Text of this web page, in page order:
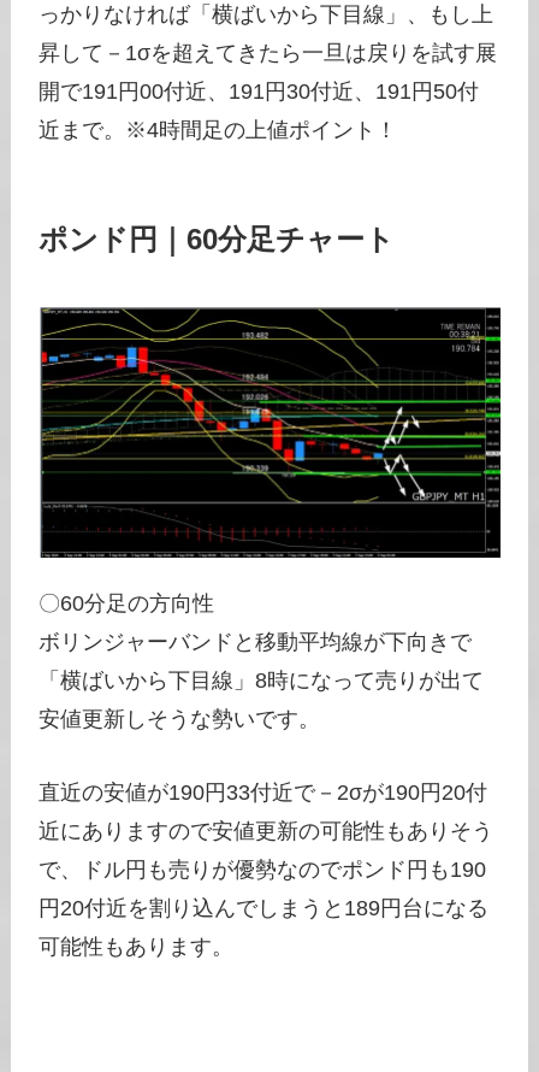
っかりなければ「横ばいから下目線」、もし上
昇して－1σを超えてきたら一旦は戻りを試す展
開で191円00付近、191円30付近、191円50付
近まで。※4時間足の上値ポイント！
ポンド円｜60分足チャート
〇60分足の方向性
ボリンジャーバンドと移動平均線が下向きで
「横ばいから下目線」8時になって売りが出て
安値更新しそうな勢いです。
直近の安値が190円33付近で－2σが190円20付
近にありますので安値更新の可能性もありそう
で、ドル円も売りが優勢なのでポンド円も190
円20付近を割り込んでしまうと189円台になる
可能性もあります。